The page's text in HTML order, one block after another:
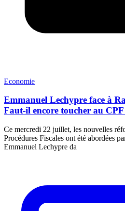
Economie
Emmanuel Lechypre face à
Faut-il encore toucher au CPF
Ce mercredi 22 juillet, les nouvelles
Procédures Fiscales ont été abordées
Emmanuel Lechypre da